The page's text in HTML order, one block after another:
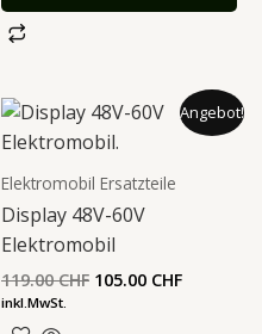
Angebot!
Elektromobil Ersatzteile
Display 48V-60V
Elektromobil
119.00CHF
Ursprünglicher
war:
105.00 CHF
Aktueller
Preis
inkl.MwSt.